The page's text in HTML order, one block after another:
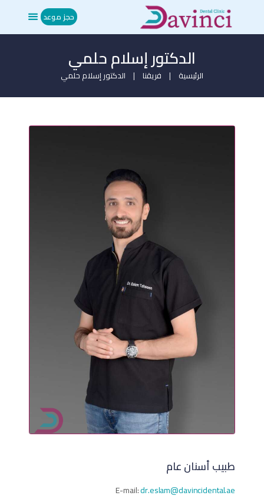
حجز موعد
الدكتور إسلام حلمي
الرئيسية فريقنا الدكتور إسلام حلمي
الرئيسية
من نحن
العلاجات
ميديا
طبيب أسنان عام
E-mail:dr.eslam@davincidental.ae